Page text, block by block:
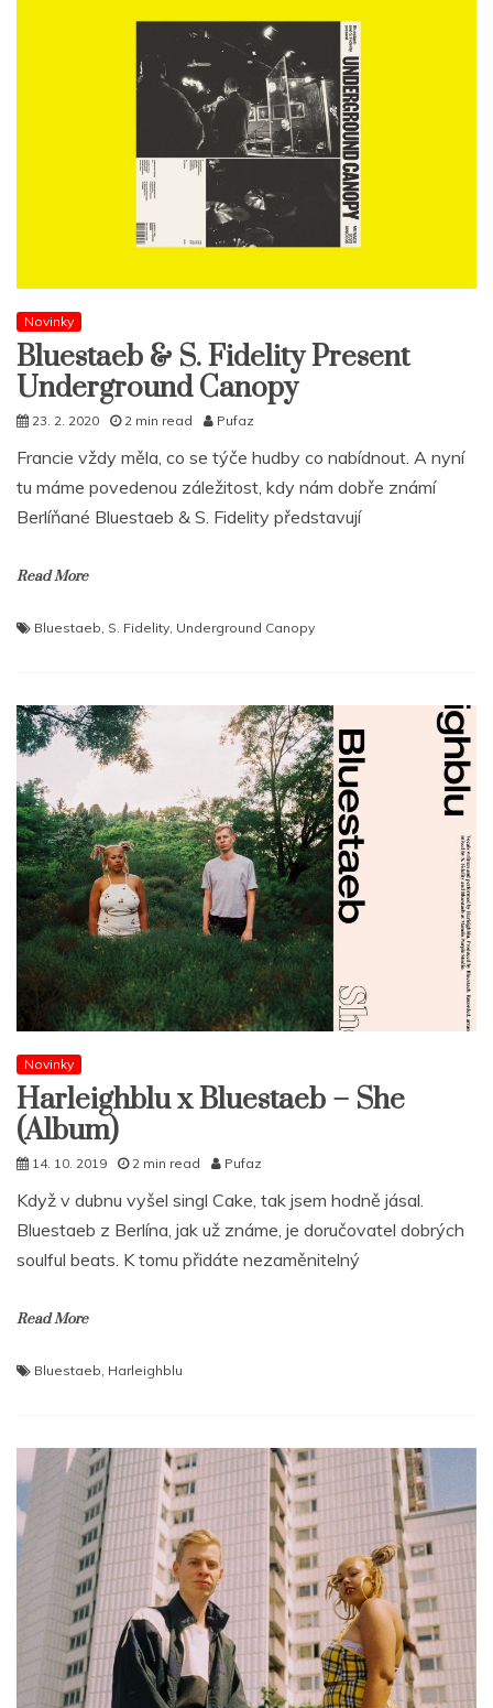
Novinky
Bluestaeb & S. Fidelity Present
Underground Canopy
23. 2. 2020 2 min read Pufaz
Francie vždy měla, co se týče hudby co nabídnout. A nyní
tu máme povedenou záležitost, kdy nám dobře známí
Berlíňané Bluestaeb & S. Fidelity představují
Read More
Bluestaeb S. Fidelity Underground Canopy
Novinky
Harleighblu x Bluestaeb – She
(Album)
14. 10. 2019 2 min read Pufaz
Když v dubnu vyšel singl Cake, tak jsem hodně jásal.
Bluestaeb z Berlína, jak už známe, je doručovatel dobrých
soulful beats. K tomu přidáte nezaměnitelný
Read More
Bluestaeb, Harleighblu